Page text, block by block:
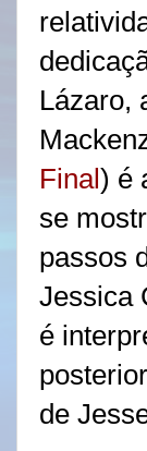
Lázaro,
Final) é
se
passos
Jessica
é
de